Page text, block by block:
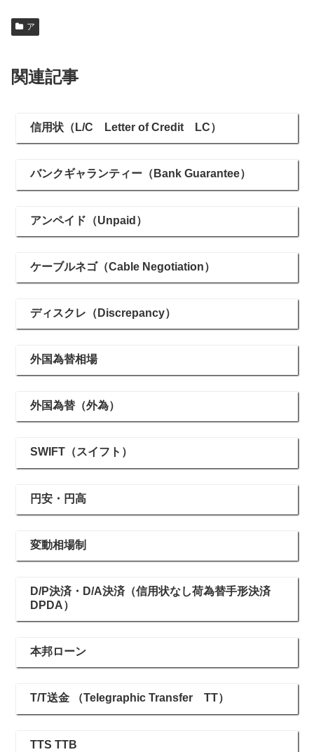
ア
関連記事
信用状（L/C Letter of Credit LC）
バンクギャランティー（Bank Guarantee）
アンペイド（Unpaid）
ケーブルネゴ（Cable Negotiation）
ディスクレ（Discrepancy）
外国為替相場
外国為替（外為）
SWIFT（スイフト）
円安・円高
変動相場制
D/P決済・D/A決済（信用状なし荷為替手形決済
DPDA）
本邦ローン
T/T送金 （Telegraphic Transfer TT）
TTS TTB